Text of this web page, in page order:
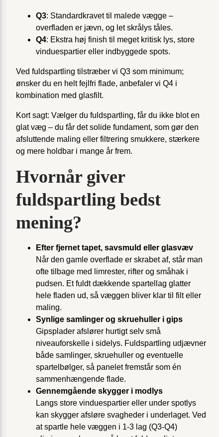
Q3: Standardkravet til malede vægge –
overfladen er jævn, og let skrålys tåles.
Q4: Ekstra høj finish til meget kritisk lys, store
vinduespartier eller indbyggede spots.
Ved fuldspartling tilstræber vi Q3 som minimum;
ønsker du en helt fejlfri flade, anbefaler vi Q4 i
kombination med glasfilt.
Kort sagt: Vælger du fuldspartling, får du ikke blot en
glat væg – du får det solide fundament, som gør den
afsluttende maling eller filtrering smukkere, stærkere
og mere holdbar i mange år frem.
Hvornår giver
fuldspartling bedst
mening?
Efter fjernet tapet, savsmuld eller glasvæv
Når den gamle overflade er skrabet af, står man
ofte tilbage med limrester, rifter og småhak i
pudsen. Et fuldt dækkende spartellag glatter
hele fladen ud, så væggen bliver klar til filt eller
maling.
Synlige samlinger og skruehuller i gips
Gipsplader afslører hurtigt selv små
niveauforskelle i sidelys. Fuldspartling udjævner
både samlinger, skruehuller og eventuelle
spartelbølger, så panelet fremstår som én
sammenhængende flade.
Gennemgående skygger i modlys
Langs store vinduespartier eller under spotlys
kan skygger afsløre svagheder i underlaget. Ved
at spartle hele væggen i 1-3 lag (Q3-Q4)